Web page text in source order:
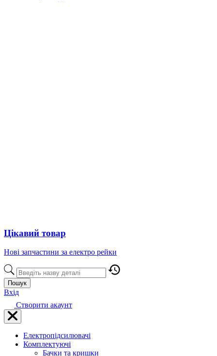
Цікавий товар
Нові запчастини за електро рейки
Пошук
Вхід
Створити акаунт
Електропідсилювачі
Комплектуючі
Бачки та кришки